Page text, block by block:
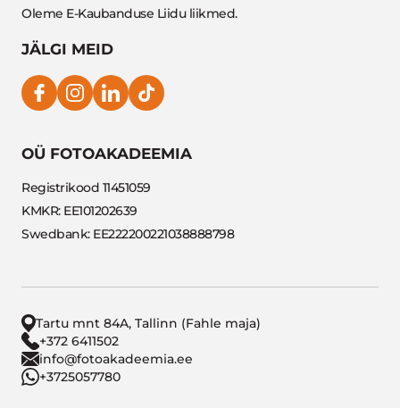
Oleme E-Kaubanduse Liidu liikmed.
JÄLGI MEID
OÜ FOTOAKADEEMIA
Registrikood 11451059
KMKR: EE101202639
Swedbank: EE222200221038888798
Tartu mnt 84A, Tallinn (Fahle maja)
+372 6411502
info@fotoakadeemia.ee
+3725057780